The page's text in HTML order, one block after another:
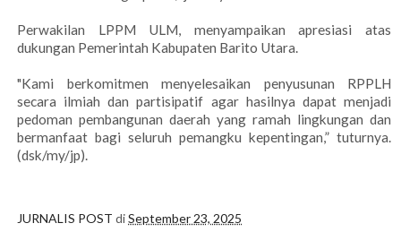
Perwakilan LPPM ULM, menyampaikan apresiasi atas
dukungan Pemerintah Kabupaten Barito Utara.
"Kami berkomitmen menyelesaikan penyusunan RPPLH
secara ilmiah dan partisipatif agar hasilnya dapat menjadi
pedoman pembangunan daerah yang ramah lingkungan dan
bermanfaat bagi seluruh pemangku kepentingan,” tuturnya.
(dsk/my/jp).
JURNALIS POST diSeptember 23, 2025